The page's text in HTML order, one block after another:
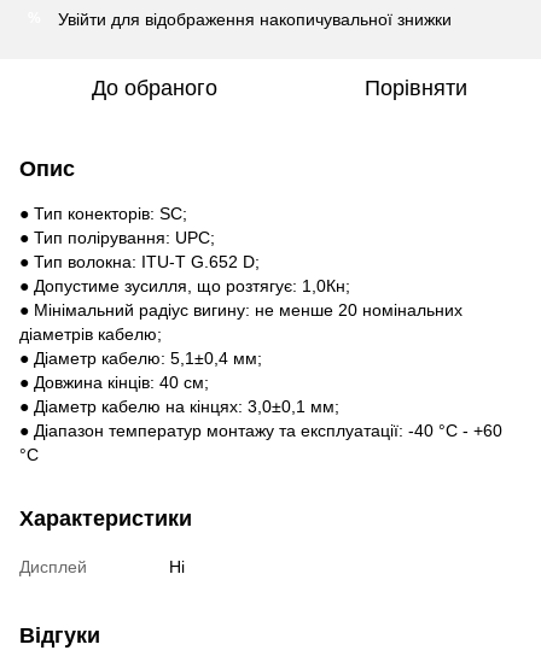
Увійти для відображення накопичувальної знижки
До обраного Порівняти
Опис
● Тип конекторів: SC;
● Тип полірування: UPC;
● Тип волокна: ITU-T G.652 D;
● Допустиме зусилля, що розтягує: 1,0Кн;
● Мінімальний радіус вигину: не менше 20 номінальних
діаметрів кабелю;
● Діаметр кабелю: 5,1±0,4 мм;
● Довжина кінців: 40 см;
● Діаметр кабелю на кінцях: 3,0±0,1 мм;
● Діапазон температур монтажу та експлуатації: -40 °С - +60
°С
Характеристики
Дисплей Ні
Відгуки